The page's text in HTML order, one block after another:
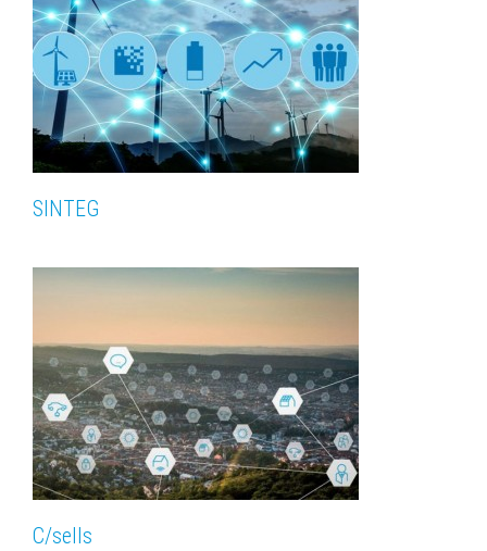
SINTEG
C/sells